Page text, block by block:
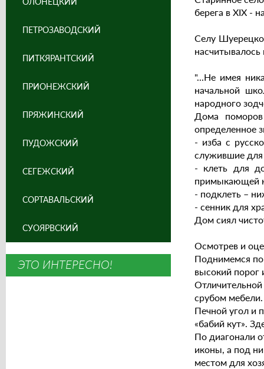
берега в ХIХ -
Селу
"...Не имея
начальной
народного
Дома
определенное
- изба с
служившие для
- клеть для
примыкающей
- подклеть –
- сенник для
Дом сиял
Осмотрев и
Поднимемся по
высокий
Отличительной
срубом мебели.
Печной угол и
«бабий кут».
По диагонали
иконы, а под
местом для
ПЕТРОЗАВОДСКИЙ
ПИТКЯРАНТСКИЙ
ПРИОНЕЖСКИЙ
ПРЯЖИНСКИЙ
ПУДОЖСКИЙ
СЕГЕЖСКИЙ
СОРТАВАЛЬСКИЙ
СУОЯРВСКИЙ
ЭТО ИНТЕРЕСНО!